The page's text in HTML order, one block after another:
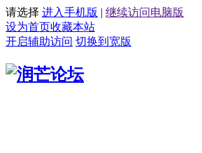
请选择 进入手机版 | 继续访问电脑版
设为首页收藏本站
开启辅助访问 切换到宽版